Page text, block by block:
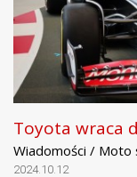
Toyota wraca
Wiadomości /
2024.10.12